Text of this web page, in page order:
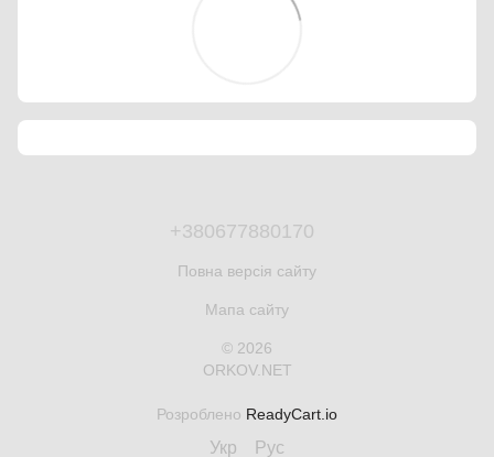
+380677880170
Повна версія сайту
Мапа сайту
© 2026
ORKOV.NET
Розроблено ReadyCart.io
Укр Рус